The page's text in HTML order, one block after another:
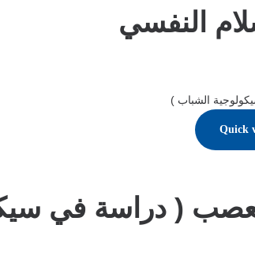
النفسي
Quick
( دراسة في